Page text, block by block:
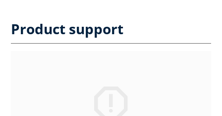
Product support